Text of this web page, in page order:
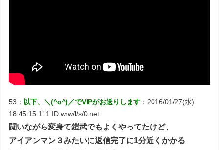
53： 以下、＼(^o^)／でVIPがお送りします ：2016/01/27(水)
18:45:15.111 ID:wrw/l/s/0.net
闘いながら変身て鎧武でもよくやってたけど、
アイアンマン３みたいに返信完了に1分近くかかる